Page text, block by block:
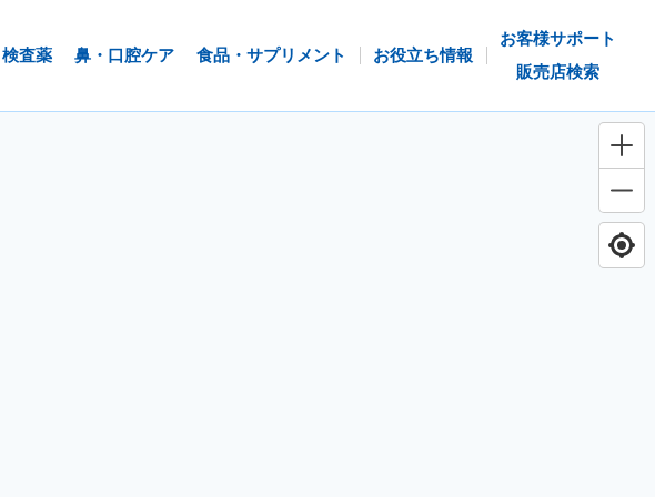
検査薬 鼻・口腔ケア 食品・サプリメント お役立ち情報
お客様サポート
販売店検索